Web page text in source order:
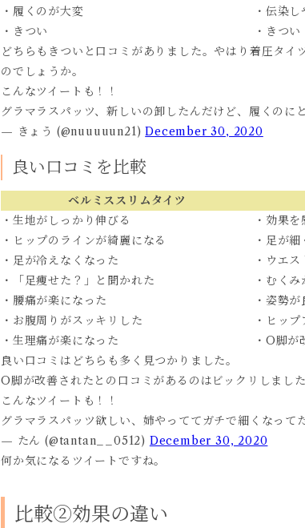
・履くのが大変
・きつい
・伝染
・きつい
どちらもきついと口コミがありました。やはり着圧タ
のでしょうか。
こんなツイートも！！
グラマラスパッツ、新しいの卸したんだけど、履くのに
— きょう (@nuuuuun21)December 30, 2020
良い口コミを比較
ベルミススリムタイツ
・生地がしっかり伸びる
・ヒップのラインが綺麗になる
・足が冷えなくなった
・「足痩せた？」と聞かれた
・腰痛が楽になった
・お腹周りがスッキリした
・生理痛が楽になった
・効果
・足が
・ウエ
・むく
・姿勢
・ヒッ
・O脚が
良い口コミはどちらも多く見つかりました。
O脚が改善されたとの口コミがあるのはビックリしまし
こんなツイートも！！
グラマラスパッツ欲しい、姉やっててガチで細くなって
— たん (@tantan__0512) December 30, 2020
何か気になるツイートですね。
比較②効果の違い